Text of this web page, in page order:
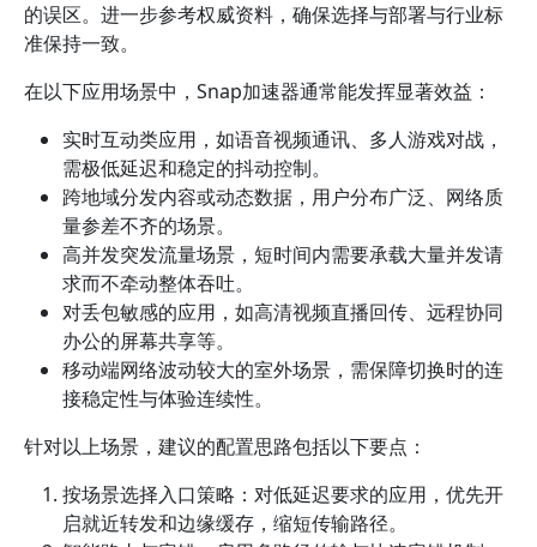
的误区。进一步参考权威资料，确保选择与部署与行业标
准保持一致。
在以下应用场景中，Snap加速器通常能发挥显著效益：
实时互动类应用，如语音视频通讯、多人游戏对战，
需极低延迟和稳定的抖动控制。
跨地域分发内容或动态数据，用户分布广泛、网络质
量参差不齐的场景。
高并发突发流量场景，短时间内需要承载大量并发请
求而不牵动整体吞吐。
对丢包敏感的应用，如高清视频直播回传、远程协同
办公的屏幕共享等。
移动端网络波动较大的室外场景，需保障切换时的连
接稳定性与体验连续性。
针对以上场景，建议的配置思路包括以下要点：
按场景选择入口策略：对低延迟要求的应用，优先开
启就近转发和边缘缓存，缩短传输路径。